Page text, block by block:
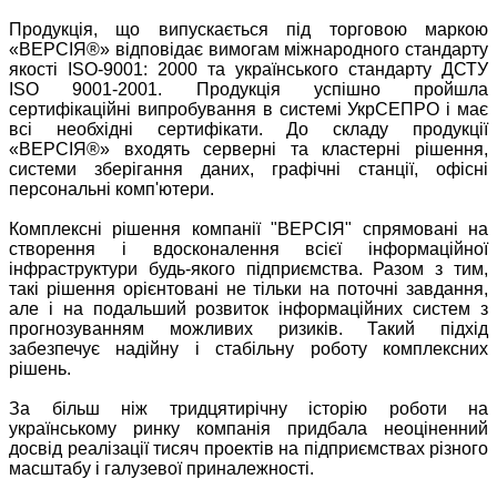
Продукція, що випускається під торговою маркою
«ВЕРСІЯ®» відповідає вимогам міжнародного стандарту
якості ISO-9001: 2000 та українського стандарту ДСТУ
ISO 9001-2001. Продукція успішно пройшла
сертифікаційні випробування в системі УкрСЕПРО і має
всі необхідні сертифікати. До складу продукції
«ВЕРСІЯ®» входять серверні та кластерні рішення,
системи зберігання даних, графічні станції, офісні
персональні комп'ютери.
Комплексні рішення компанії "ВЕРСІЯ" спрямовані на
створення і вдосконалення всієї інформаційної
інфраструктури будь-якого підприємства. Разом з тим,
такі рішення орієнтовані не тільки на поточні завдання,
але і на подальший розвиток інформаційних систем з
прогнозуванням можливих ризиків. Такий підхід
забезпечує надійну і стабільну роботу комплексних
рішень.
За більш ніж тридцятирічну історію роботи на
українському ринку компанія придбала неоціненний
досвід реалізації тисяч проектів на підприємствах різного
масштабу і галузевої приналежності.